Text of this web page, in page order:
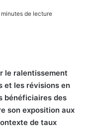
minutes de lecture
le ralentissement
et les révisions en
bénéficiaires des
son exposition aux
de taux